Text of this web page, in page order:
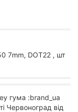
7mm, DOT22 , шт
гума :brand_ua
Червоноград від